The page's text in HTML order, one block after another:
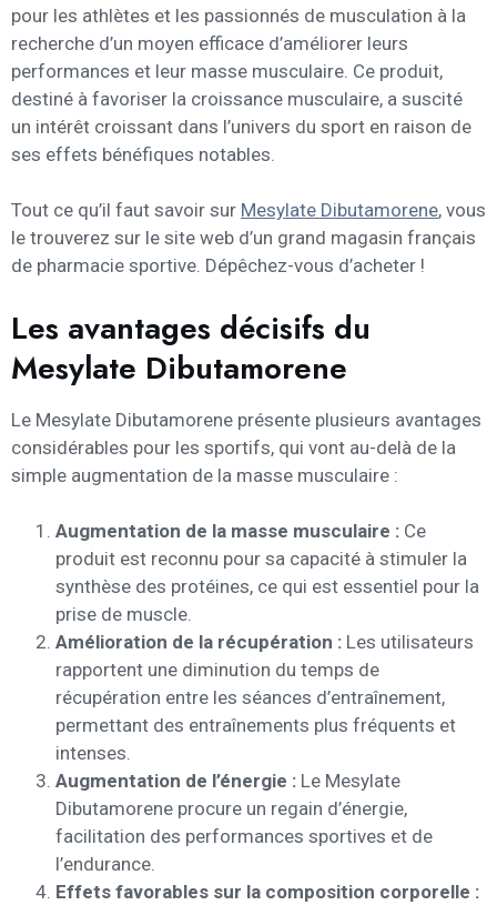
pour les athlètes et les passionnés de musculation à la
recherche d’un moyen efficace d’améliorer leurs
performances et leur masse musculaire. Ce produit,
destiné à favoriser la croissance musculaire, a suscité
un intérêt croissant dans l’univers du sport en raison de
ses effets bénéfiques notables.
Tout ce qu’il faut savoir sur Mesylate Dibutamorene, vous
le trouverez sur le site web d’un grand magasin français
de pharmacie sportive. Dépêchez-vous d’acheter !
Les avantages décisifs du
Mesylate Dibutamorene
Le Mesylate Dibutamorene présente plusieurs avantages
considérables pour les sportifs, qui vont au-delà de la
simple augmentation de la masse musculaire :
Augmentation de la masse musculaire : Ce
produit est reconnu pour sa capacité à stimuler la
synthèse des protéines, ce qui est essentiel pour la
prise de muscle.
Amélioration de la récupération : Les utilisateurs
rapportent une diminution du temps de
récupération entre les séances d’entraînement,
permettant des entraînements plus fréquents et
intenses.
Augmentation de l’énergie : Le Mesylate
Dibutamorene procure un regain d’énergie,
facilitation des performances sportives et de
l’endurance.
Effets favorables sur la composition corporelle :